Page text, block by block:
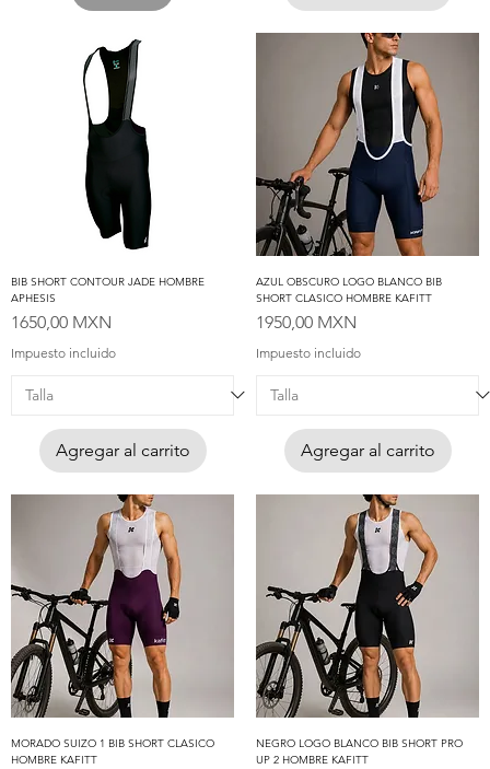
BIB SHORT CONTOUR JADE HOMBRE
APHESIS
Precio
1650,00 MXN
Impuesto incluido
Agregar al carrito
AZUL OBSCURO LOGO BLANCO BIB
SHORT CLASICO HOMBRE KAFITT
Precio
1950,00 MXN
Impuesto incluido
Agregar al carrito
MORADO SUIZO 1 BIB SHORT CLASICO
HOMBRE KAFITT
NEGRO LOGO BLANCO BIB SHORT PRO
UP 2 HOMBRE KAFITT